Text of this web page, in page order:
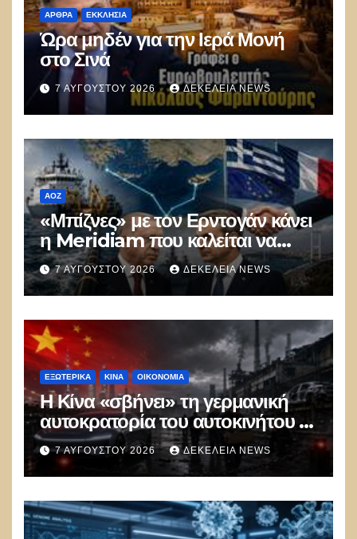
ΑΡΘΡΑ ΕΚΚΛΗΣΊΑ
Ώρα μηδέν για την Ιερά Μονή
στο Σινά
7 ΑΥΓΟΎΣΤΟΥ 2026 ΔΕΚΈΛΕΙΑ NEWS
ΑΟΖ
«Μπίζνες» με τον Ερντογάν κάνει
η Meridiam που καλείται να
ξεμπλοκάρει το καλώδιο
Ελλάδας–Κύπρου
7 ΑΥΓΟΎΣΤΟΥ 2026 ΔΕΚΈΛΕΙΑ NEWS
ΕΞΩΤΕΡΙΚΑ ΚΊΝΑ ΟΙΚΟΝΟΜΙΑ
Η Κίνα «σβήνει» τη γερμανική
αυτοκρατορία του αυτοκινήτου –
100.000 απολύσεις, λουκέτα και
πολιτικός πανικός
7 ΑΥΓΟΎΣΤΟΥ 2026 ΔΕΚΈΛΕΙΑ NEWS